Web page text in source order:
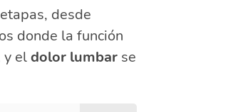
desde
donde la función
y eldolor lumbarse